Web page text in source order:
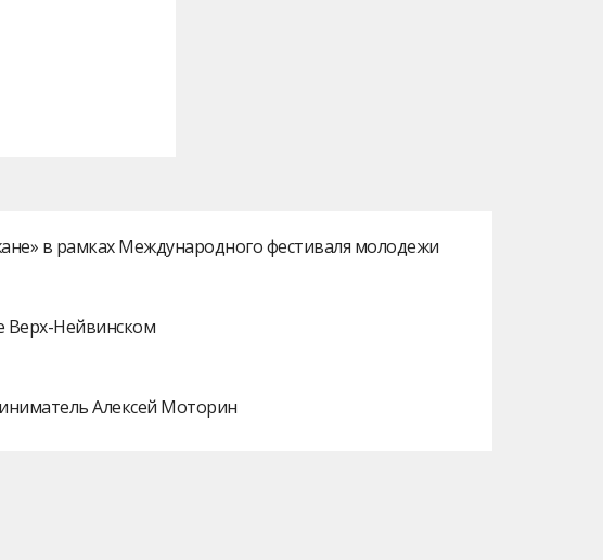
в рамках Международного фестиваля молодежи
Верх-Нейвинском
Алексей Моторин